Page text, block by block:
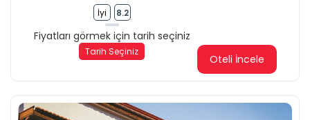
İyi 8.2
Fiyatları görmek için tarih seçiniz
Tarih Seçiniz
Oteli İncele